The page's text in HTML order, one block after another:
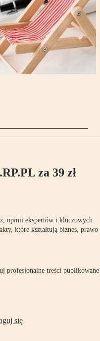
za 39 zł
opinii ekspertów i kluczowych
które kształtują biznes, prawo
profesjonalne treści publikowane
się